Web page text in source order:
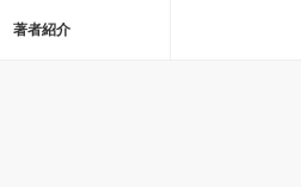
著者紹介